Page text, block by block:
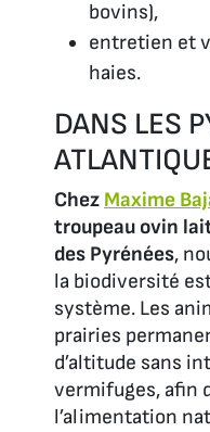
bovins),
entretien et
haies.
DANS LES
Chez Maxime
troupeau ovin
des Pyrénées,
la biodiversité
système. Les
prairies
d’altitude sans
vermifuges, afin
l’alimentation